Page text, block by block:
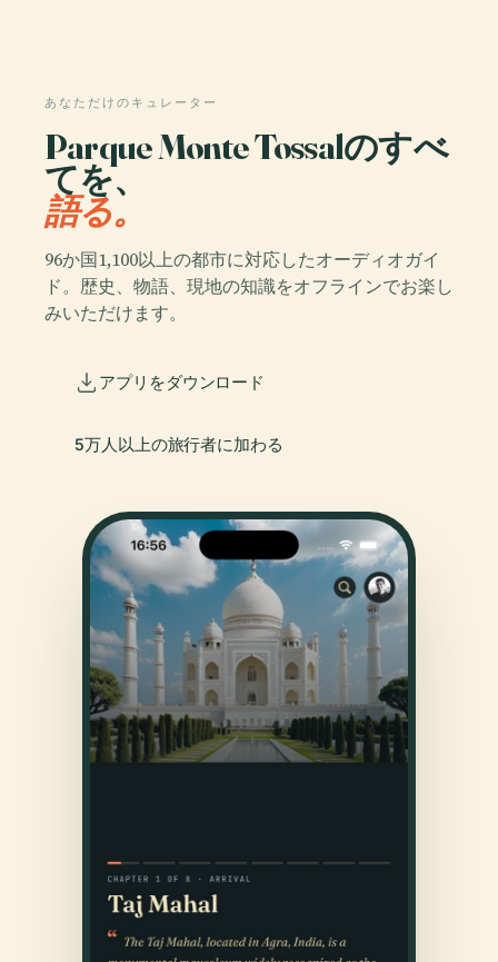
あなただけのキュレーター
Parque Monte Tossalのすべ
てを、
語る。
96か国1,100以上の都市に対応したオーディオガイ
ド。歴史、物語、現地の知識をオフラインでお楽し
みいただけます。
アプリをダウンロード
5万人以上の旅行者に加わる